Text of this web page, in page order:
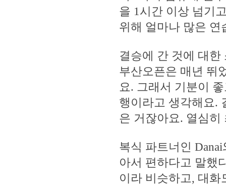
을 1시간 이상 넘기
위해 얼마나 많은 연
결승에 간 것에 대
부산오픈은 매년 뛰
요. 그래서 기분이
행이라고 생각해요.
은 거잖아요. 열심
복식 파트너인
아서 편하다고 말했
이라 비슷하고, 대